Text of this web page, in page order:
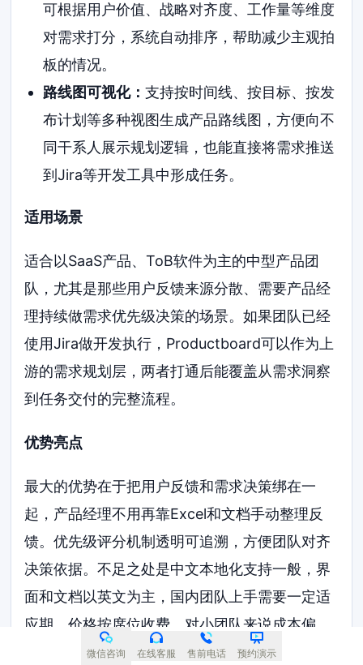
可根据用户价值、战略对齐度、工作量等维度
对需求打分，系统自动排序，帮助减少主观拍
板的情况。
路线图可视化： 支持按时间线、按目标、按发
布计划等多种视图生成产品路线图，方便向不
同干系人展示规划逻辑，也能直接将需求推送
到Jira等开发工具中形成任务。
适用场景
适合以SaaS产品、ToB软件为主的中型产品团
队，尤其是那些用户反馈来源分散、需要产品经
理持续做需求优先级决策的场景。如果团队已经
使用Jira做开发执行，Productboard可以作为上
游的需求规划层，两者打通后能覆盖从需求洞察
到任务交付的完整流程。
优势亮点
最大的优势在于把用户反馈和需求决策绑在一
起，产品经理不用再靠Excel和文档手动整理反
馈。优先级评分机制透明可追溯，方便团队对齐
决策依据。不足之处是中文本地化支持一般，界
面和文档以英文为主，国内团队上手需要一定适
应期。价格按席位收费，对小团队来说成本偏
微信咨询 在线客服 售前电话 预约演示